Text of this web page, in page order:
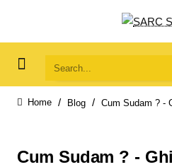
Search...
Blog Cum Sudam ? -
Cum Sudam ? -